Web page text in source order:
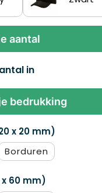
aantal
in
bedrukking
x 20 mm)
Borduren
x 60 mm)